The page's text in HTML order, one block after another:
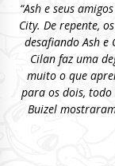
“Ash e seus
City. De repente,
desafiando Ash
Cilan faz uma
muito o que
para os dois, todo
Buizel